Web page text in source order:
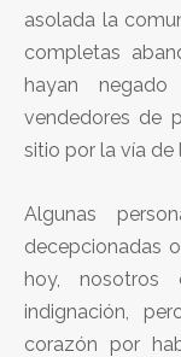
asolada la
completas
hayan
vendedores de
sitio por la vía de
Algunas
decepcionadas
hoy,
indignación,
corazón por